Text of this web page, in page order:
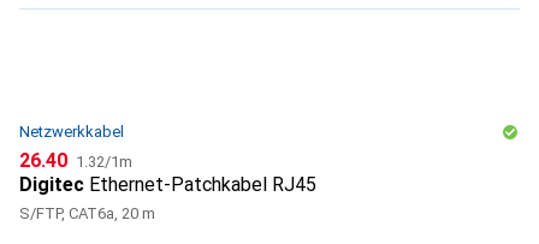
Netzwerkkabel
CHF
26.40 CHF
1.32/1m
Digitec Ethernet-Patchkabel RJ45
S/FTP, CAT6a, 20 m